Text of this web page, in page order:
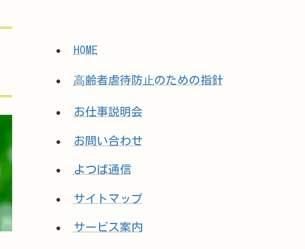
HOME
⾼齢者虐待防⽌のための指針
お仕事説明会
お問い合わせ
よつば通信
サイトマップ
サービス案内